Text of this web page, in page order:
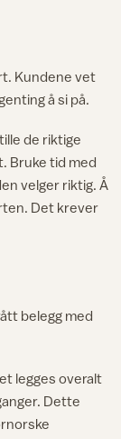
Kundene vet
å si på.
de riktige
Bruke tid med
velger riktig. Å
Det krever
belegg med
legges overalt
Dette